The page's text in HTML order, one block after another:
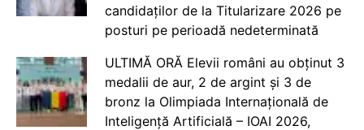
candidaților de la Titularizare 2026 pe
posturi pe perioadă nedeterminată
ULTIMĂ ORĂ Elevii români au obținut 3
medalii de aur, 2 de argint și 3 de
bronz la Olimpiada Internațională de
Inteligență Artificială – IOAI 2026,